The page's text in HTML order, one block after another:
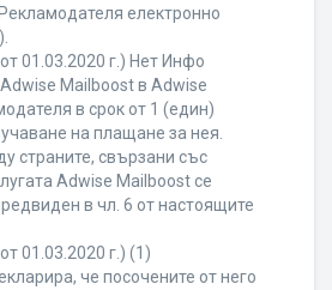
електронно
01.03.2020 г.) Нет Инфо
Mailboost в Adwise
в срок от 1 (един)
на плащане за нея.
страните, свързани със
Adwise Mailboost се
в чл. 6 от настоящите
01.03.2020 г.) (1)
че посочените от него